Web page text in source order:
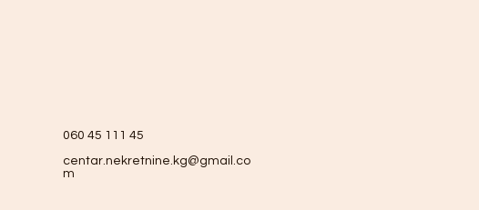
060 45 111 45
centar.nekretnine.kg@gmail.co
m